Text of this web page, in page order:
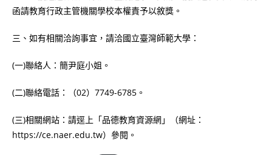
函請教育行政主管機關學校本權責予以敘獎。
三、如有相關洽詢事宜，請洽國立臺灣師範大學：
(一)聯絡人：簡尹庭小姐。
(二)聯絡電話：（02）7749-6785。
(三)相關網站：請逕上「品德教育資源網」（網址：
https://ce.naer.edu.tw）參閱。